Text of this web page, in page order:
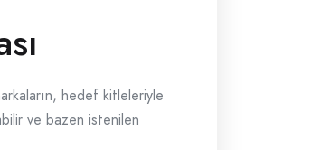
hedef kitleleriyle
ve bazen istenilen